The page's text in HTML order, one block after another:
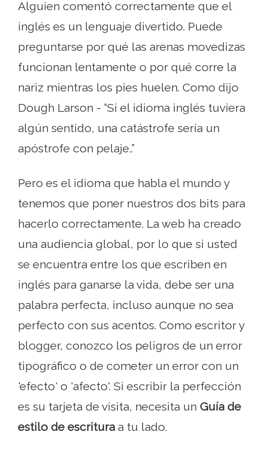
Alguien comentó correctamente que el
inglés es un lenguaje divertido. Puede
preguntarse por qué las arenas movedizas
funcionan lentamente o por qué corre la
nariz mientras los pies huelen. Como dijo
Dough Larson - “Si el idioma inglés tuviera
algún sentido, una catástrofe sería un
apóstrofe con pelaje..”
Pero es el idioma que habla el mundo y
tenemos que poner nuestros dos bits para
hacerlo correctamente. La web ha creado
una audiencia global, por lo que si usted
se encuentra entre los que escriben en
inglés para ganarse la vida, debe ser una
palabra perfecta, incluso aunque no sea
perfecto con sus acentos. Como escritor y
blogger, conozco los peligros de un error
tipográfico o de cometer un error con un
'efecto' o 'afecto'. Si escribir la perfección
es su tarjeta de visita, necesita un Guía de
estilo de escritura a tu lado.